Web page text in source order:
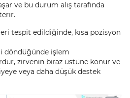
ve bu durum alış tarafında
tespit edildiğinde, kısa pozisyon
döndüğünde işlem
zirvenin biraz üstüne konur ve
veya daha düşük destek